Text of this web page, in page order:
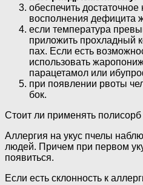
обеспечить
восполнения дефицита
если температура
приложить прохладный
пах. Если есть
использовать
парацетамол или
при появлении рвоты
бок.
Стоит ли применять полисорб
Аллергия на укус пчелы
людей. Причем при первом
появиться.
Если есть склонность к